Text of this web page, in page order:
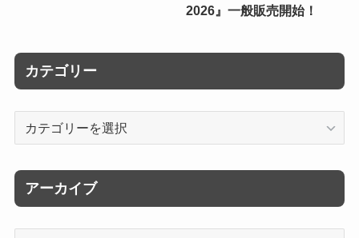
2026』一般販売開始！
カテゴリー
リ
ー
アーカイブ